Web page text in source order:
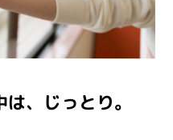
、じっとり。